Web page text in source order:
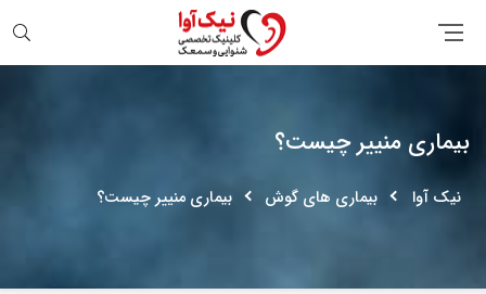
بیماری منییر چیست؟
نیک آوا بیماری های گوش بیماری منییر چیست؟